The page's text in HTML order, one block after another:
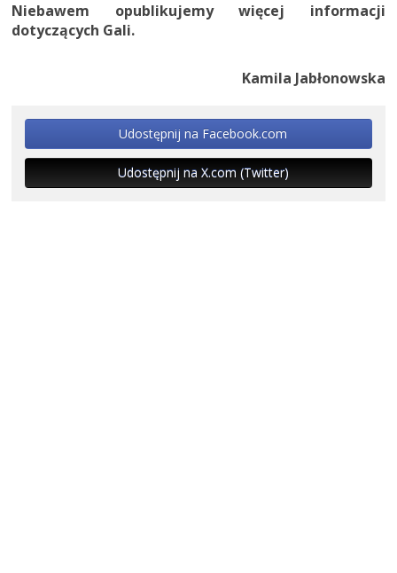
Niebawem opublikujemy więcej informacji
dotyczących Gali.
Kamila Jabłonowska
Udostępnij na Facebook.com
Udostępnij na X.com (Twitter)